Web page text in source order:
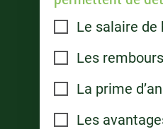
Le salaire de
Les
La prime
Les